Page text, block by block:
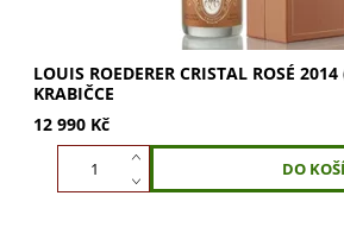
LOUIS ROEDERER CRISTAL ROSÉ
KRABIČCE
12 990 Kč